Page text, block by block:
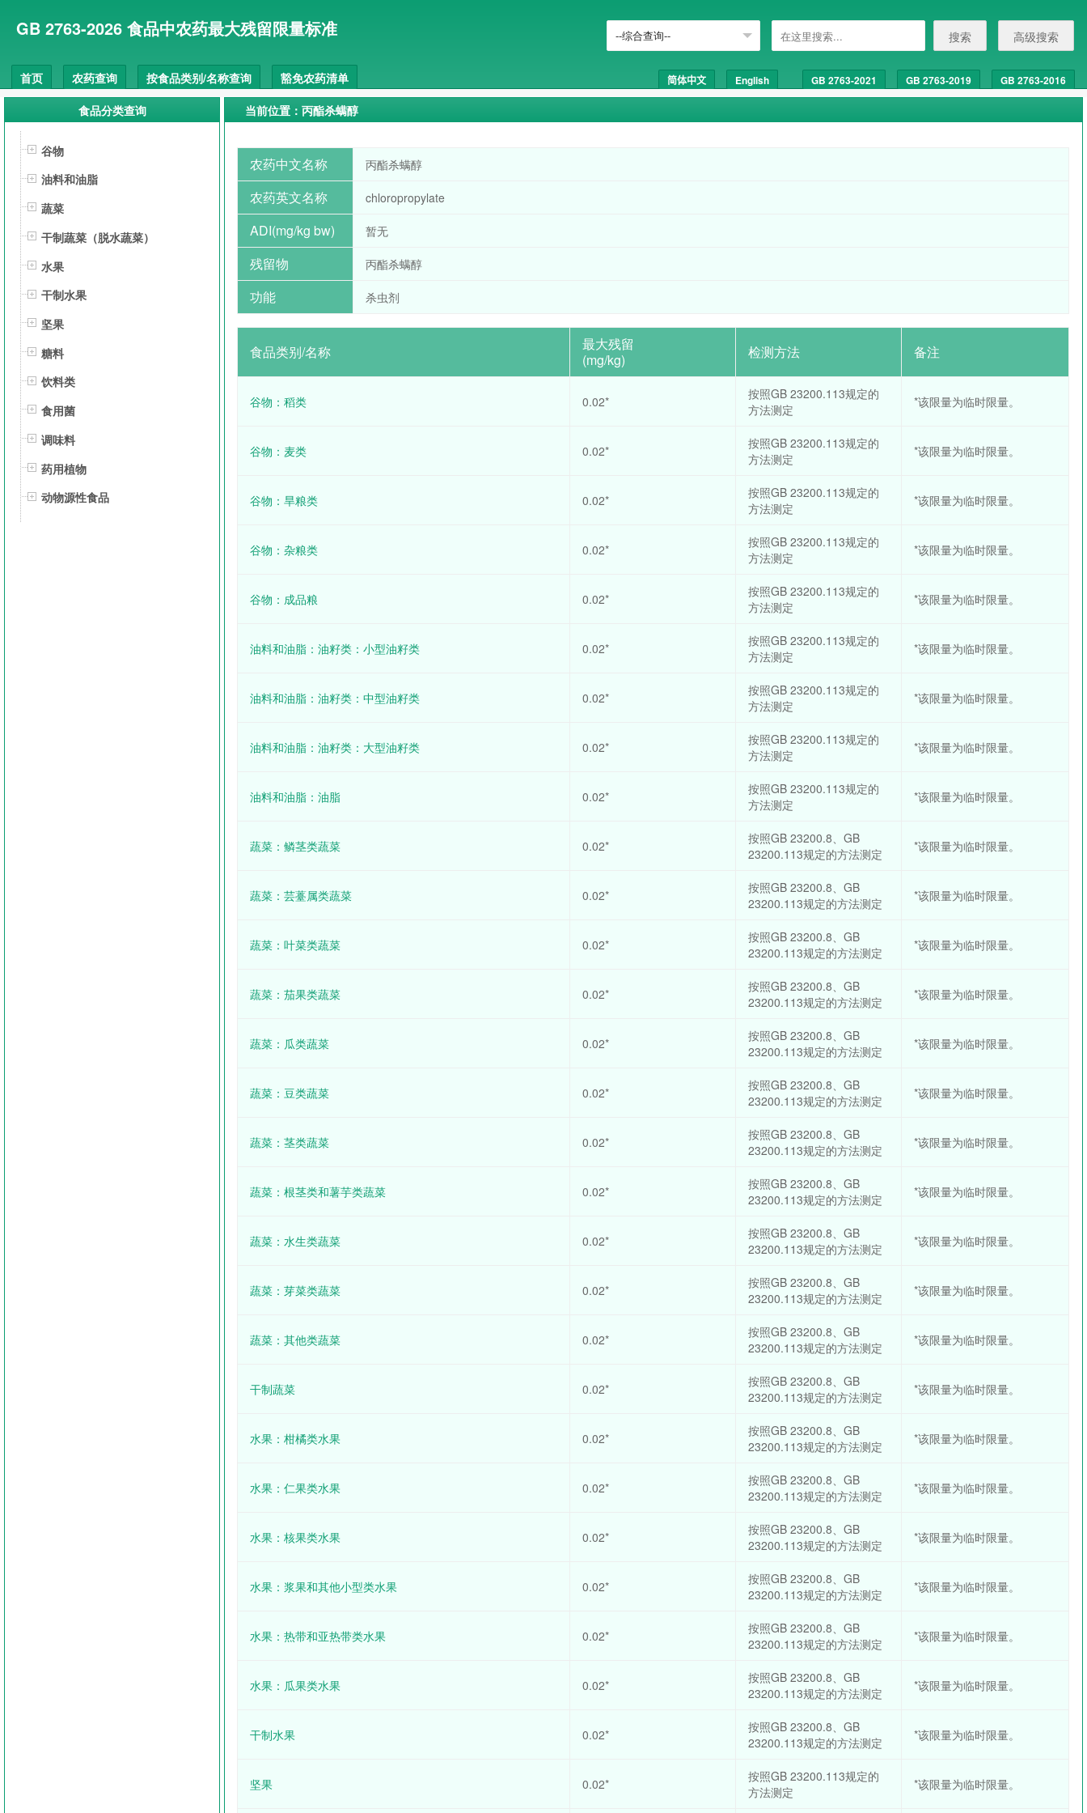
GB 2763-2026 食品中农药最大残留限量标准 搜索 高级搜索
首页 农药查询 按食品类别/名称查询 豁免农药清单 简体中文 English GB 2763-2021 GB 2763-2019 GB 2763-2016
食品分类查询
谷物
油料和油脂
蔬菜
干制蔬菜（脱水蔬菜）
水果
干制水果
坚果
糖料
饮料类
食用菌
调味料
药用植物
动物源性食品
当前位置：丙酯杀螨醇
农药中文名称 丙酯杀螨醇
农药英文名称 chloropropylate
ADI(mg/kg bw) 暂无
残留物 丙酯杀螨醇
功能 杀虫剂
食品类别/名称
最大残留
(mg/kg)
检测方法 备注
谷物：稻类 0.02*
按照GB 23200.113规定的
方法测定
*该限量为临时限量。
谷物：麦类 0.02*
按照GB 23200.113规定的
方法测定
*该限量为临时限量。
谷物：旱粮类 0.02*
按照GB 23200.113规定的
方法测定
*该限量为临时限量。
谷物：杂粮类 0.02*
按照GB 23200.113规定的
方法测定
*该限量为临时限量。
谷物：成品粮 0.02*
按照GB 23200.113规定的
方法测定
*该限量为临时限量。
油料和油脂：油籽类：小型油籽类 0.02*
按照GB 23200.113规定的
方法测定
*该限量为临时限量。
油料和油脂：油籽类：中型油籽类 0.02*
按照GB 23200.113规定的
方法测定
*该限量为临时限量。
油料和油脂：油籽类：大型油籽类 0.02*
按照GB 23200.113规定的
方法测定
*该限量为临时限量。
油料和油脂：油脂 0.02*
按照GB 23200.113规定的
方法测定
*该限量为临时限量。
蔬菜：鳞茎类蔬菜 0.02*
按照GB 23200.8、GB
23200.113规定的方法测定
*该限量为临时限量。
蔬菜：芸薹属类蔬菜 0.02*
按照GB 23200.8、GB
23200.113规定的方法测定
*该限量为临时限量。
蔬菜：叶菜类蔬菜 0.02*
按照GB 23200.8、GB
23200.113规定的方法测定
*该限量为临时限量。
蔬菜：茄果类蔬菜 0.02*
按照GB 23200.8、GB
23200.113规定的方法测定
*该限量为临时限量。
蔬菜：瓜类蔬菜 0.02*
按照GB 23200.8、GB
23200.113规定的方法测定
*该限量为临时限量。
蔬菜：豆类蔬菜 0.02*
按照GB 23200.8、GB
23200.113规定的方法测定
*该限量为临时限量。
蔬菜：茎类蔬菜 0.02*
按照GB 23200.8、GB
23200.113规定的方法测定
*该限量为临时限量。
蔬菜：根茎类和薯芋类蔬菜 0.02*
按照GB 23200.8、GB
23200.113规定的方法测定
*该限量为临时限量。
蔬菜：水生类蔬菜 0.02*
按照GB 23200.8、GB
23200.113规定的方法测定
*该限量为临时限量。
蔬菜：芽菜类蔬菜 0.02*
按照GB 23200.8、GB
23200.113规定的方法测定
*该限量为临时限量。
蔬菜：其他类蔬菜 0.02*
按照GB 23200.8、GB
23200.113规定的方法测定
*该限量为临时限量。
干制蔬菜 0.02*
按照GB 23200.8、GB
23200.113规定的方法测定
*该限量为临时限量。
水果：柑橘类水果 0.02*
按照GB 23200.8、GB
23200.113规定的方法测定
*该限量为临时限量。
水果：仁果类水果 0.02*
按照GB 23200.8、GB
23200.113规定的方法测定
*该限量为临时限量。
水果：核果类水果 0.02*
按照GB 23200.8、GB
23200.113规定的方法测定
*该限量为临时限量。
水果：浆果和其他小型类水果 0.02*
按照GB 23200.8、GB
23200.113规定的方法测定
*该限量为临时限量。
水果：热带和亚热带类水果 0.02*
按照GB 23200.8、GB
23200.113规定的方法测定
*该限量为临时限量。
水果：瓜果类水果 0.02*
按照GB 23200.8、GB
23200.113规定的方法测定
*该限量为临时限量。
干制水果 0.02*
按照GB 23200.8、GB
23200.113规定的方法测定
*该限量为临时限量。
坚果 0.02*
按照GB 23200.113规定的
方法测定
*该限量为临时限量。